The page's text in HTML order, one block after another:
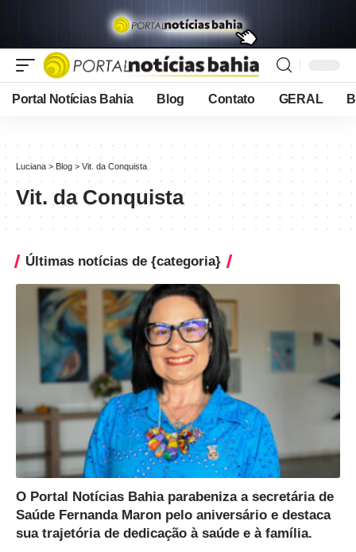
Portal Notícias Bahia Blog Contato GERAL
Luciana > Blog > Vit. da Conquista
Vit. da Conquista
Últimas notícias de {categoria}
O Portal Notícias Bahia parabeniza a secretária de
Saúde Fernanda Maron pelo aniversário e destaca
sua trajetória de dedicação à saúde e à família.